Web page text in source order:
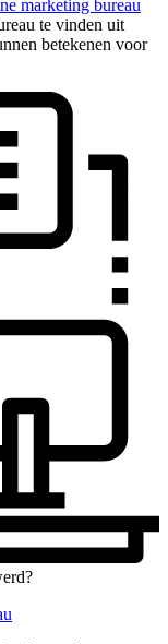
marketing bureau
te vinden uit
betekenen voor